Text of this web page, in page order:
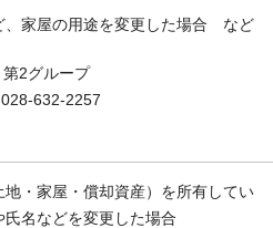
、家屋の用途を変更した場合 など
第2グループ
632-2257
・家屋・償却資産）を所有してい
名などを変更した場合